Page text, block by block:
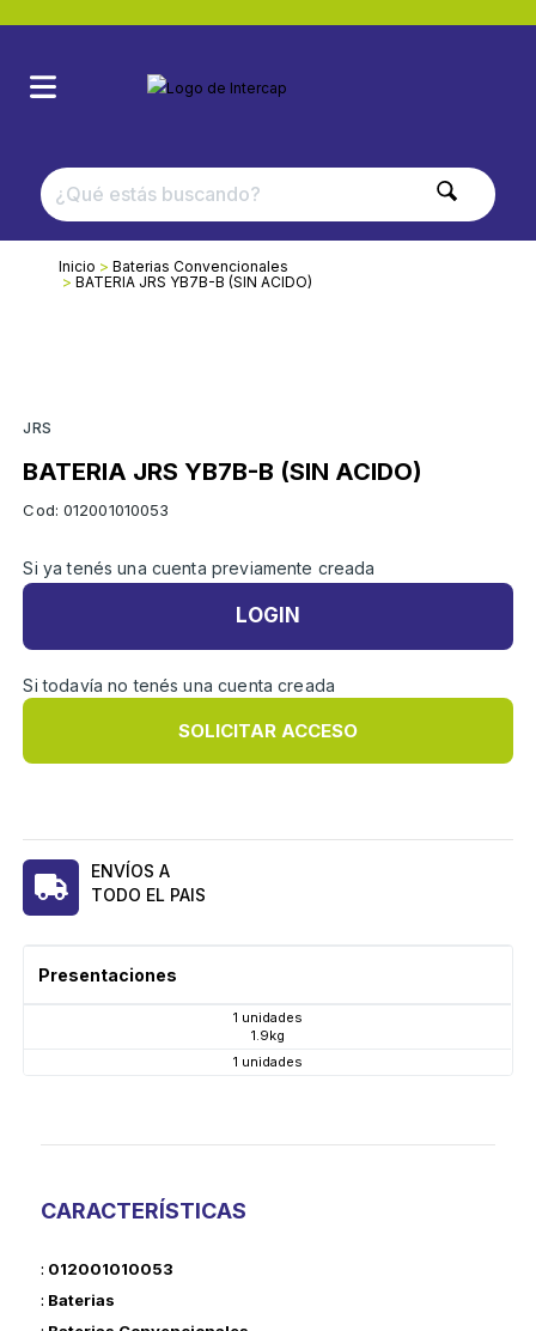
Inicio
Baterias Convencionales
BATERIA JRS YB7B-B (SIN ACIDO)
JRS
BATERIA JRS YB7B-B (SIN ACIDO)
Cod: 012001010053
Si ya tenés una cuenta previamente creada
LOGIN
Si todavía no tenés una cuenta creada
SOLICITAR ACCESO
ENVÍOS A
TODO EL PAIS
Presentaciones
1 unidades
1.9kg
1 unidades
CARACTERÍSTICAS
: 012001010053
: Baterias